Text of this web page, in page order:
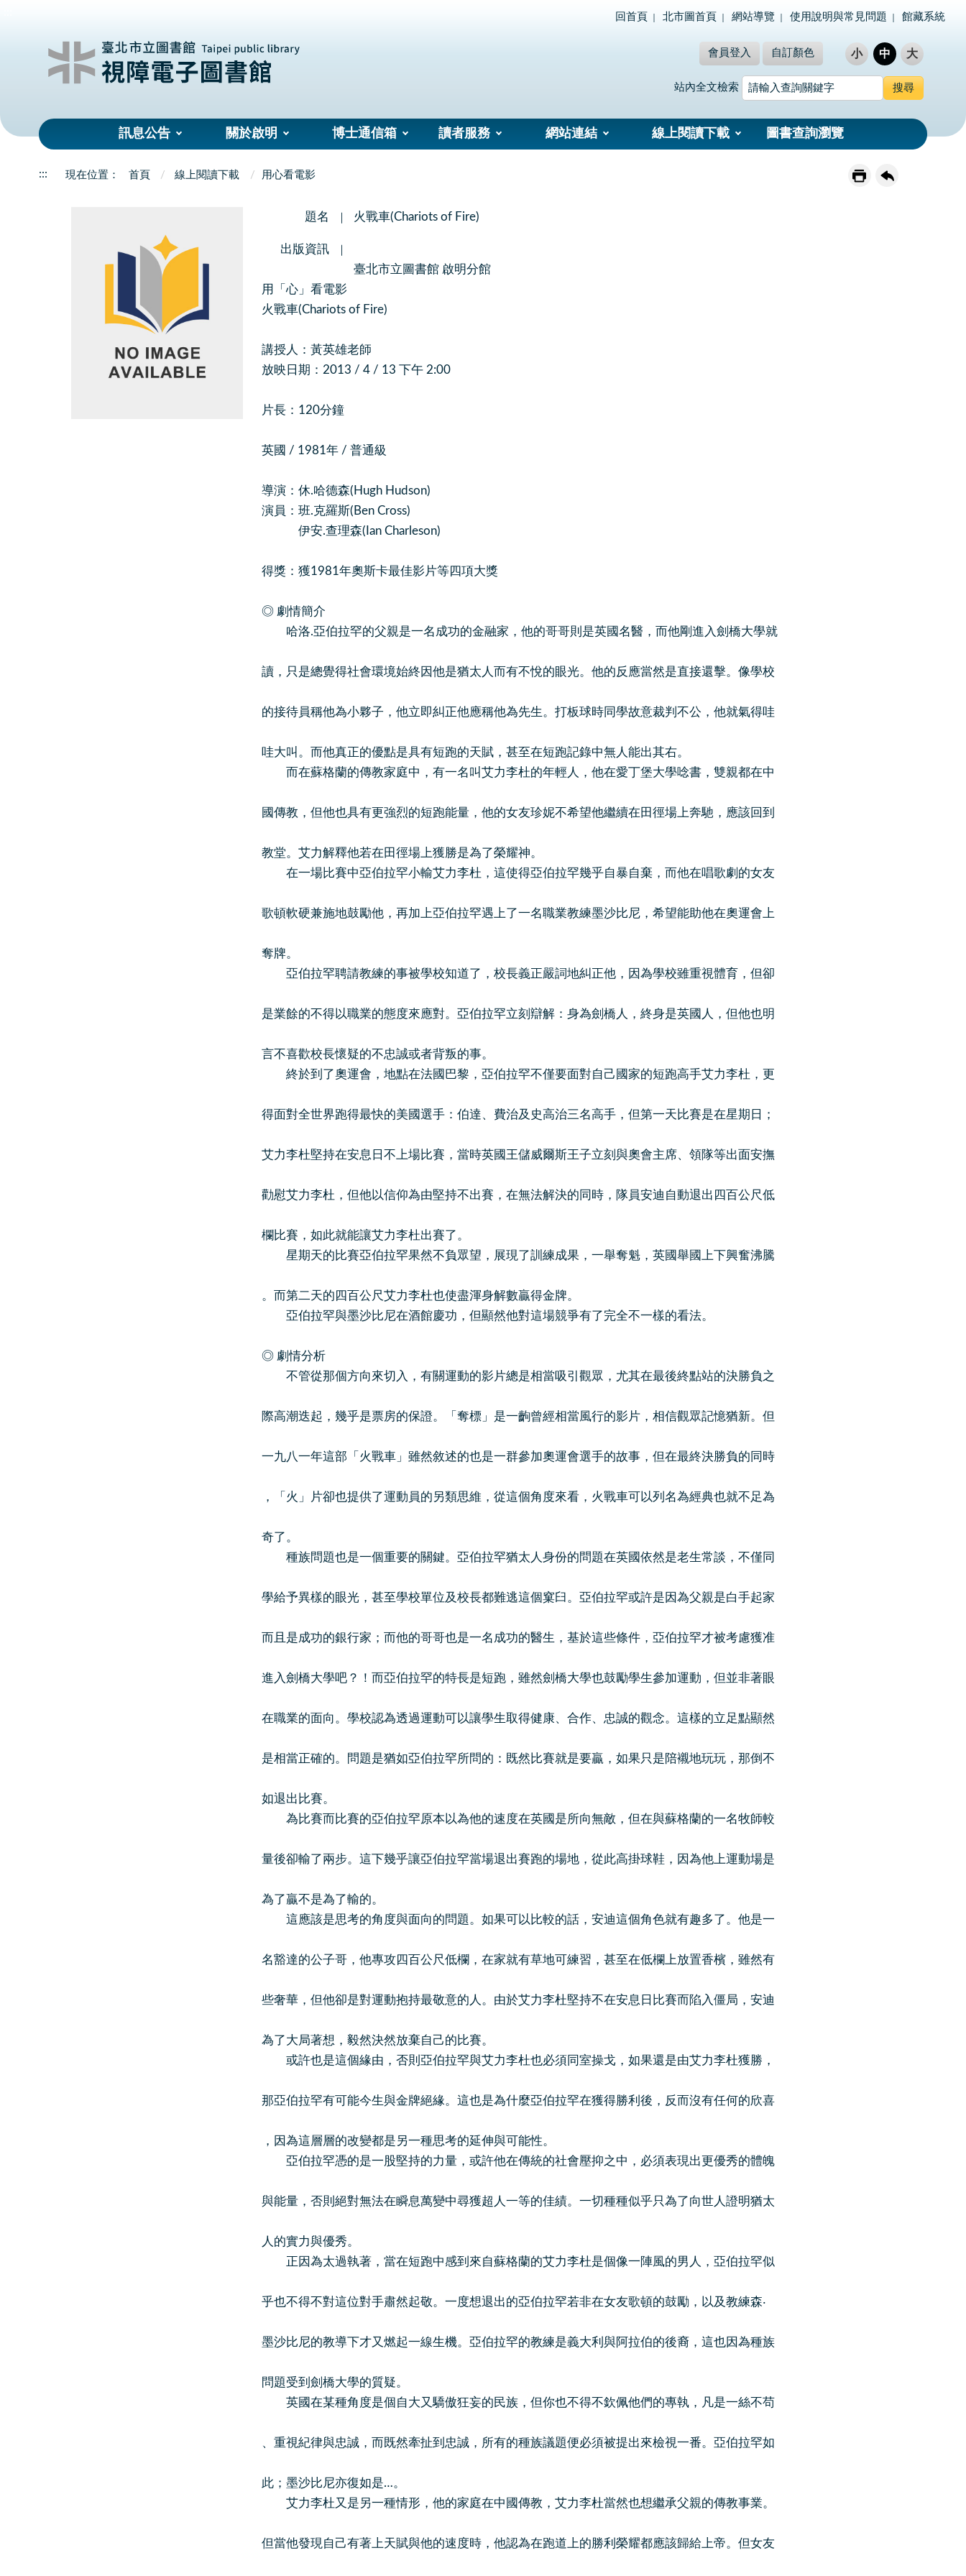
回首頁 北市圖首頁 網站導覽 使用說明與常見問題 館藏系統
會員登入 自訂顏色 小 中 大
站內全文檢索
訊息公告 關於啟明 博士通信箱 讀者服務 網站連結 線上閱讀下載 圖書查詢瀏覽
::: 首頁 線上閱讀下載 用心看電影
題名 火戰車(Chariots of Fire)
出版資訊
臺北市立圖書館 啟明分館
用「心」看電影
火戰車(Chariots of Fire)
講授人：黃英雄老師
放映日期：2013 / 4 / 13 下午 2:00
片長：120分鐘
英國 / 1981年 / 普通級
導演：休.哈德森(Hugh Hudson)
演員：班.克羅斯(Ben Cross)
伊安.查理森(Ian Charleson)
得獎：獲1981年奧斯卡最佳影片等四項大獎
◎ 劇情簡介
哈洛.亞伯拉罕的父親是一名成功的金融家，他的哥哥則是英國名醫，而他剛進入劍橋大學就
讀，只是總覺得社會環境始終因他是猶太人而有不悅的眼光。他的反應當然是直接還擊。像學校
的接待員稱他為小夥子，他立即糾正他應稱他為先生。打板球時同學故意裁判不公，他就氣得哇
哇大叫。而他真正的優點是具有短跑的天賦，甚至在短跑記錄中無人能出其右。
而在蘇格蘭的傳教家庭中，有一名叫艾力李杜的年輕人，他在愛丁堡大學唸書，雙親都在中
國傳教，但他也具有更強烈的短跑能量，他的女友珍妮不希望他繼續在田徑場上奔馳，應該回到
教堂。艾力解釋他若在田徑場上獲勝是為了榮耀神。
在一場比賽中亞伯拉罕小輸艾力李杜，這使得亞伯拉罕幾乎自暴自棄，而他在唱歌劇的女友
歌頓軟硬兼施地鼓勵他，再加上亞伯拉罕遇上了一名職業教練墨沙比尼，希望能助他在奧運會上
奪牌。
亞伯拉罕聘請教練的事被學校知道了，校長義正嚴詞地糾正他，因為學校雖重視體育，但卻
是業餘的不得以職業的態度來應對。亞伯拉罕立刻辯解：身為劍橋人，終身是英國人，但他也明
言不喜歡校長懷疑的不忠誠或者背叛的事。
終於到了奧運會，地點在法國巴黎，亞伯拉罕不僅要面對自己國家的短跑高手艾力李杜，更
得面對全世界跑得最快的美國選手：伯達、費治及史高治三名高手，但第一天比賽是在星期日；
艾力李杜堅持在安息日不上場比賽，當時英國王儲威爾斯王子立刻與奧會主席、領隊等出面安撫
勸慰艾力李杜，但他以信仰為由堅持不出賽，在無法解決的同時，隊員安迪自動退出四百公尺低
欄比賽，如此就能讓艾力李杜出賽了。
星期天的比賽亞伯拉罕果然不負眾望，展現了訓練成果，一舉奪魁，英國舉國上下興奮沸騰
。而第二天的四百公尺艾力李杜也使盡渾身解數贏得金牌。
亞伯拉罕與墨沙比尼在酒館慶功，但顯然他對這場競爭有了完全不一樣的看法。
◎ 劇情分析
不管從那個方向來切入，有關運動的影片總是相當吸引觀眾，尤其在最後終點站的決勝負之
際高潮迭起，幾乎是票房的保證。「奪標」是一齣曾經相當風行的影片，相信觀眾記憶猶新。但
一九八一年這部「火戰車」雖然敘述的也是一群參加奧運會選手的故事，但在最終決勝負的同時
，「火」片卻也提供了運動員的另類思維，從這個角度來看，火戰車可以列名為經典也就不足為
奇了。
種族問題也是一個重要的關鍵。亞伯拉罕猶太人身份的問題在英國依然是老生常談，不僅同
學給予異樣的眼光，甚至學校單位及校長都難逃這個窠臼。亞伯拉罕或許是因為父親是白手起家
而且是成功的銀行家；而他的哥哥也是一名成功的醫生，基於這些條件，亞伯拉罕才被考慮獲准
進入劍橋大學吧？！而亞伯拉罕的特長是短跑，雖然劍橋大學也鼓勵學生參加運動，但並非著眼
在職業的面向。學校認為透過運動可以讓學生取得健康、合作、忠誠的觀念。這樣的立足點顯然
是相當正確的。問題是猶如亞伯拉罕所問的：既然比賽就是要贏，如果只是陪襯地玩玩，那倒不
如退出比賽。
為比賽而比賽的亞伯拉罕原本以為他的速度在英國是所向無敵，但在與蘇格蘭的一名牧師較
量後卻輸了兩步。這下幾乎讓亞伯拉罕當場退出賽跑的場地，從此高掛球鞋，因為他上運動場是
為了贏不是為了輸的。
這應該是思考的角度與面向的問題。如果可以比較的話，安迪這個角色就有趣多了。他是一
名豁達的公子哥，他專攻四百公尺低欄，在家就有草地可練習，甚至在低欄上放置香檳，雖然有
些奢華，但他卻是對運動抱持最敬意的人。由於艾力李杜堅持不在安息日比賽而陷入僵局，安迪
為了大局著想，毅然決然放棄自己的比賽。
或許也是這個緣由，否則亞伯拉罕與艾力李杜也必須同室操戈，如果還是由艾力李杜獲勝，
那亞伯拉罕有可能今生與金牌絕緣。這也是為什麼亞伯拉罕在獲得勝利後，反而沒有任何的欣喜
，因為這層層的改變都是另一種思考的延伸與可能性。
亞伯拉罕憑的是一股堅持的力量，或許他在傳統的社會壓抑之中，必須表現出更優秀的體魄
與能量，否則絕對無法在瞬息萬變中尋獲超人一等的佳績。一切種種似乎只為了向世人證明猶太
人的實力與優秀。
正因為太過執著，當在短跑中感到來自蘇格蘭的艾力李杜是個像一陣風的男人，亞伯拉罕似
乎也不得不對這位對手肅然起敬。一度想退出的亞伯拉罕若非在女友歌頓的鼓勵，以及教練森‧
墨沙比尼的教導下才又燃起一線生機。亞伯拉罕的教練是義大利與阿拉伯的後裔，這也因為種族
問題受到劍橋大學的質疑。
英國在某種角度是個自大又驕傲狂妄的民族，但你也不得不欽佩他們的專執，凡是一絲不苟
、重視紀律與忠誠，而既然牽扯到忠誠，所有的種族議題便必須被提出來檢視一番。亞伯拉罕如
此；墨沙比尼亦復如是…。
艾力李杜又是另一種情形，他的家庭在中國傳教，艾力李杜當然也想繼承父親的傳教事業。
但當他發現自己有著上天賦與他的速度時，他認為在跑道上的勝利榮耀都應該歸給上帝。但女友